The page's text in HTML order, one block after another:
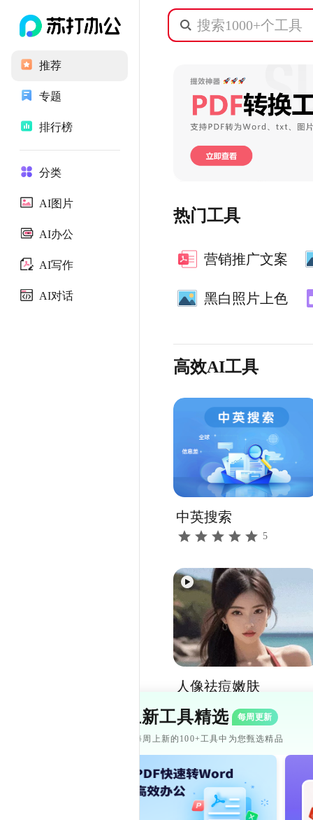
推荐
专题
排行榜
分类
AI图片
AI办公
AI写作
AI对话
热门工具
营销推广文案
黑白照片上色
高效AI工具
中英搜索
5
人像祛痘嫩肤
AI视频工具
上新工具精选 每周更新
从每周上新的100+工具中为您甄选精品